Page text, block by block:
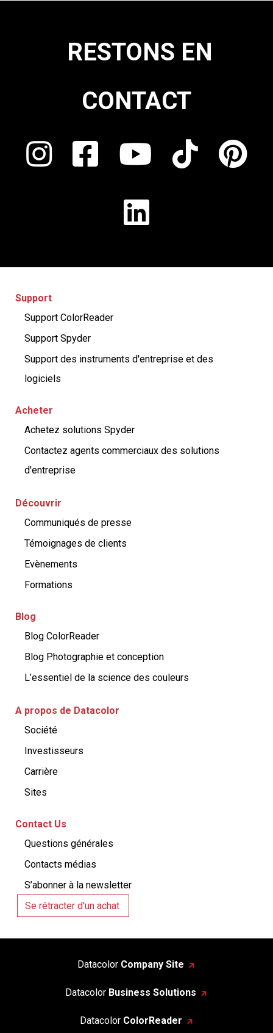
RESTONS EN
CONTACT
Support
Support ColorReader
Support Spyder
Support des instruments d'entreprise et des
logiciels
Acheter
Achetez solutions Spyder
Contactez agents commerciaux des solutions
d'entreprise
Découvrir
Communiqués de presse
Témoignages de clients
Evènements
Formations
Blog
Blog ColorReader
Blog Photographie et conception
L’essentiel de la science des couleurs
A propos de Datacolor
Société
Investisseurs
Carrière
Sites
Contact Us
Questions générales
Contacts médias
S’abonner à la newsletter
Se rétracter d'un achat
Datacolor Company Site
Datacolor Business Solutions
Datacolor ColorReader